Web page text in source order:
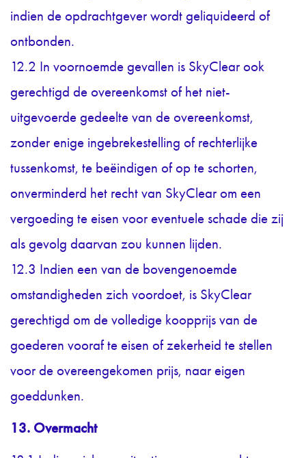
indien de opdrachtgever wordt geliquideerd of
ontbonden.
12.2 In voornoemde gevallen is SkyClear ook
gerechtigd de overeenkomst of het niet-
uitgevoerde gedeelte van de overeenkomst,
zonder enige ingebrekestelling of rechterlijke
tussenkomst, te beëindigen of op te schorten,
onverminderd het recht van SkyClear om een
vergoeding te eisen voor eventuele schade die zij
als gevolg daarvan zou kunnen lijden.
12.3 Indien een van de bovengenoemde
omstandigheden zich voordoet, is SkyClear
gerechtigd om de volledige koopprijs van de
goederen vooraf te eisen of zekerheid te stellen
voor de overeengekomen prijs, naar eigen
goeddunken.
13. Overmacht